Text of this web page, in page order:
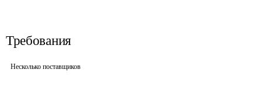
Требования
Несколько поставщиков